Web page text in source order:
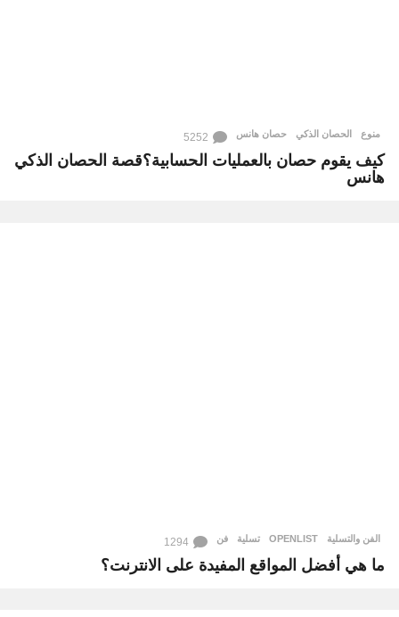
منوع الحصان الذكي ,
حصان هانس 5252
كيف يقوم حصان بالعمليات الحسابية؟قصة الحصان الذكي
هانس
الفن والتسلية OPENLIST
,
تسلية ,فن 1294
ما هي أفضل المواقع المفيدة على الانترنت؟